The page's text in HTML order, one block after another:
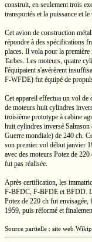
construit, en seulement trois
transportés et la puissance et
Cet avion de construction
répondre à des spécifications
places. Il vola pour la
Tarbes. Les moteurs, quatre
l'équipaient s'avérèrent
F-WFDE) fut équipé de
Cet appareil effectua un vol
de moteurs huit cylindres
troisième prototype à cabine
huit cylindres inversé Salmson
Guerre mondiale) de 240 ch.
son premier vol début janvier
avec des moteurs Potez de 220
fut pas réalisée.
Après certification, les
F-BFDC, F-BFDE etBFDD.
Potez de 220 ch fut envisagée,
1959, puis réformé et
Source partielle : site web